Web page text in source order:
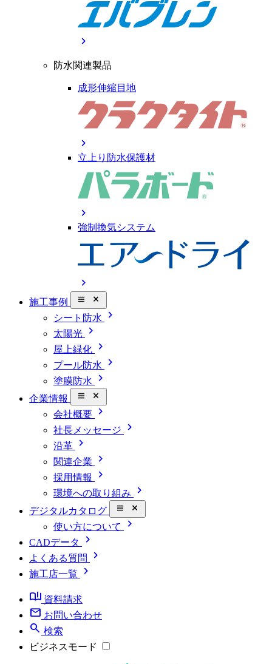
chevron_right
防水関連製品
成形伸縮目地
chevron_right
立上り防水保護材
chevron_right
強制換気システム
chevron_right
施工事例 close_small
シート防水 chevron_right
太陽光 chevron_right
屋上緑化 chevron_right
プール防水 chevron_right
塗膜防水 chevron_right
企業情報 close_small
会社概要 chevron_right
社長メッセージ chevron_right
沿革 chevron_right
関連企業 chevron_right
採用情報 chevron_right
環境への取り組み chevron_right
デジタルカタログ close_small
使い方について chevron_right
CADデータ chevron_right
よくある質問 chevron_right
施工店一覧
chevron_right
book_ribbon 資料請求
mail お問い合わせ
search 検索
ビジネスモード